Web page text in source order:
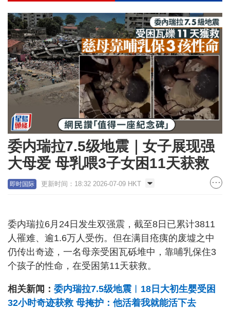
委内瑞拉7.5级地震｜女子展现强
大母爱 母乳喂3子女困11天获救
即时国际 更新时间：18:32 2026-07-09 HKT
委内瑞拉6月24日发生双强震，截至8日已累计3811
人罹难、逾1.6万人受伤。但在满目疮痍的废墟之中
仍传出奇迹，一名母亲受困瓦砾堆中，靠哺乳保住3
个孩子的性命，在受困第11天获救。
相关新闻： 委内瑞拉7.5级地震︱18日大初生婴受困
32小时奇迹获救 母掩护：他活着我就能活下去